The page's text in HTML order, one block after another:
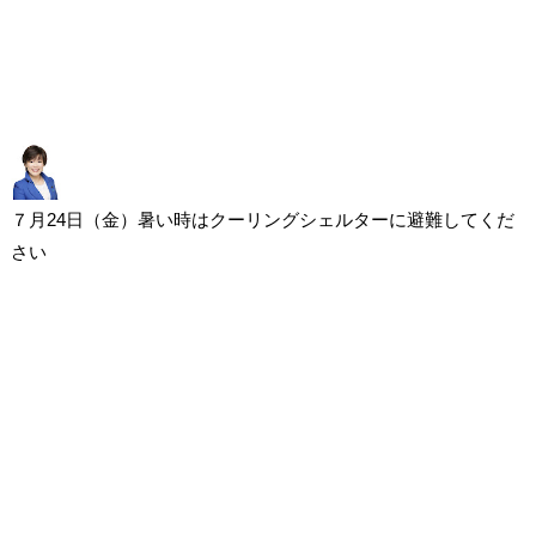
７月24日（金）暑い時はクーリングシェルターに避難してくだ
さい